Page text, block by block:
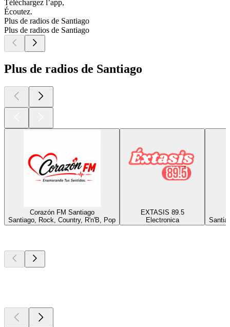
Téléchargez l’app,
Écoutez.
Plus de radios de Santiago
Plus de radios de Santiago
Plus de radios de Santiago
Corazón FM Santiago
Santiago, Rock, Country, R'n'B, Pop
EXTASIS 89.5
Electronica